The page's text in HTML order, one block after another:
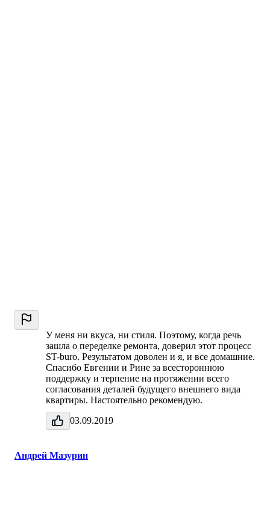
У меня ни вкуса, ни стиля. Поэтому, когда речь
зашла о переделке ремонта, доверил этот процесс
ST-buro. Результатом доволен и я, и все домашние.
Спасибо Евгении и Рине за всестороннюю
поддержку и терпение на протяжении всего
согласования деталей будущего внешнего вида
квартиры. Настоятельно рекомендую.
03.09.2019
Андрей Мазурин